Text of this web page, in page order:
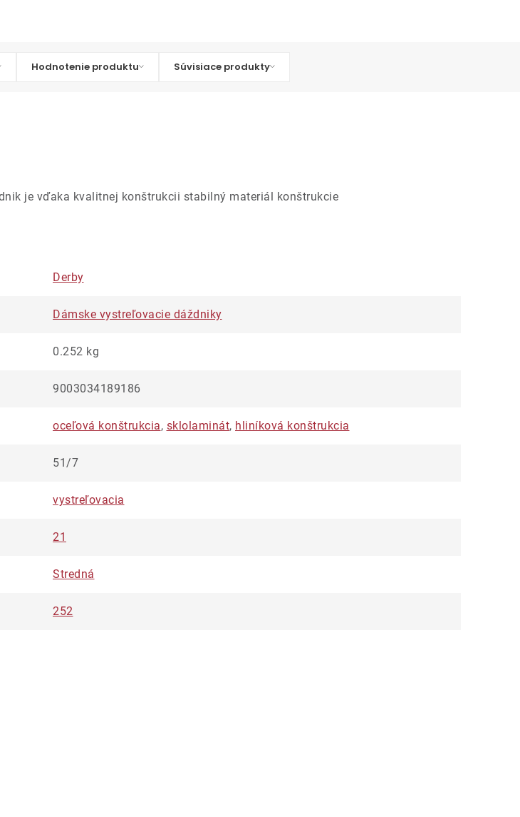
Hodnotenie produktu Súvisiace produkty
je vďaka kvalitnej konštrukcii stabilný materiál konštrukcie
Derby
Dámske vystreľovacie dáždniky
0.252 kg
9003034189186
oceľová konštrukcia, sklolaminát, hliníková konštrukcia
51/7
vystreľovacia
21
Stredná
252